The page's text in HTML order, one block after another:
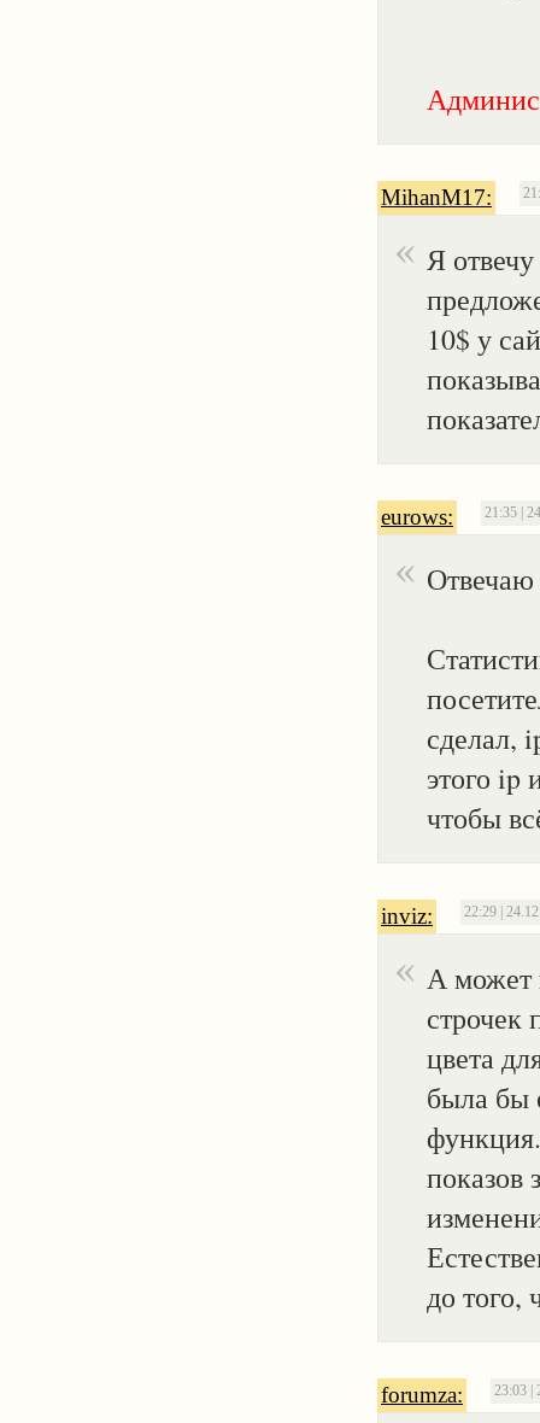
MihanM17:
Я
10$ у
eurows: 21:35 |
сделал,
этого ip
чтобы
inviz: 22:29 |
А может
строчек
цвета
была бы
показов
до того,
forumza: 23:03 |